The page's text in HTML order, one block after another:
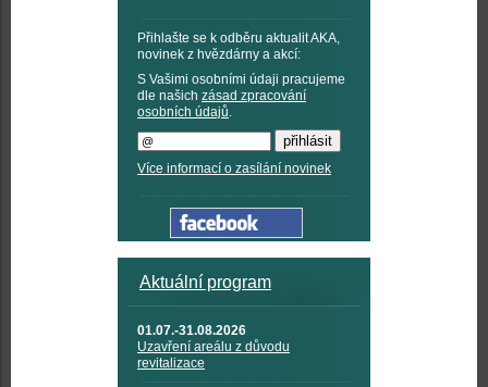
Přihlašte se k odběru aktualit AKA,
novinek z hvězdárny a akcí:
S Vašimi osobními údaji pracujeme
dle našich zásad zpracování
osobních údajů.
Více informací o zasílání novinek
Aktuální program
01.07.-31.08.2026
Uzavření areálu z důvodu
revitalizace